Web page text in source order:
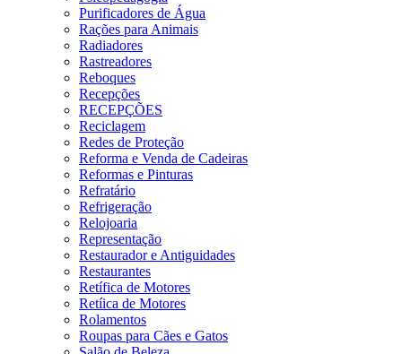
Purificadores de Água
Rações para Animais
Radiadores
Rastreadores
Reboques
Recepções
RECEPÇÕES
Reciclagem
Redes de Proteção
Reforma e Venda de Cadeiras
Reformas e Pinturas
Refratário
Refrigeração
Relojoaria
Representação
Restaurador e Antiguidades
Restaurantes
Retífica de Motores
Retíica de Motores
Rolamentos
Roupas para Cães e Gatos